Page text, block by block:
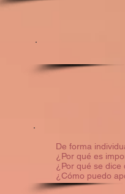
De forma
¿Por qué es
¿Por qué se
¿Cómo puedo